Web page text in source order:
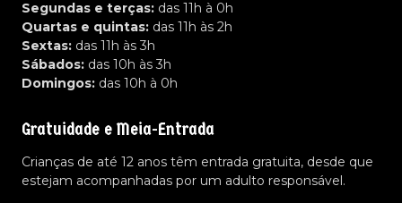
Segundas e terças: das 11h à 0h
Quartas e quintas: das 11h às 2h
Sextas: das 11h às 3h
Sábados: das 10h às 3h
Domingos: das 10h à 0h
Gratuidade e Meia-Entrada
Crianças de até 12 anos têm entrada gratuita, desde que
estejam acompanhadas por um adulto responsável.